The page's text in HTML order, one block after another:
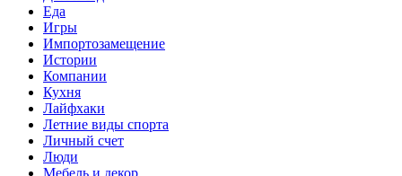
Еда
Игры
Импортозамещение
Истории
Компании
Кухня
Лайфхаки
Летние виды спорта
Личный счет
Люди
Мебель и декор